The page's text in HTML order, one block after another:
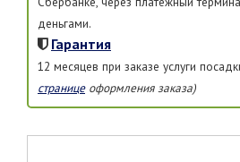
деньгами.
Гарантия
12 месяцев при заказе услуги
страницеоформления заказа)